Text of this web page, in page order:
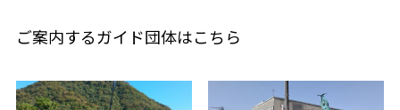
ご案内するガイド団体はこちら